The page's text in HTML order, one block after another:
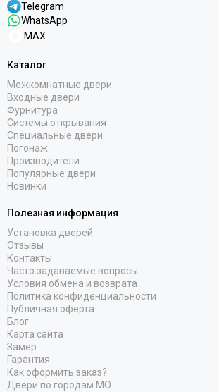
Telegram
WhatsApp
MAX
Каталог
Межкомнатные двери
Входные двери
Фурнитура
Системы открывания
Специальные двери
Погонаж
Производители
Популярные двери
Новинки
Полезная информация
Установка дверей
Отзывы
Контакты
Часто задаваемые вопросы
Условия обмена и возврата
Политика конфиденциальности
Публичная оферта
Блог
Карта сайта
Замер
Гарантия
Как оформить заказ?
Двери по городам МО